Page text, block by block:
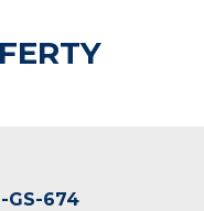
GS-674